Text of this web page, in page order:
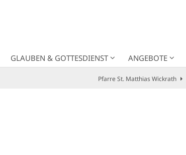
GLAUBEN & GOTTESDIENST ANGEBOTE
Pfarre St. Matthias Wickrath